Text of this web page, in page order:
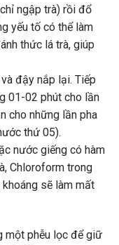
ngập trà) rồi đổ
yếu tố có thể làm
thức lá trà, giúp
đậy nắp lại. Tiếp
01-02 phút cho lần
cho những lần pha
thứ 05).
nước giếng có hàm
Chloroform trong
sẽ làm mất
một phễu lọc để giữ